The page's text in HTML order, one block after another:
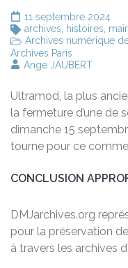
11 septembre 2024
archives
histoires
Archives numérique
Archives Paris
Ange JAUBERT
Ultramod, la plus
la fermeture d’une de
dimanche 15
tourne pour ce
CONCLUSION
DMJarchives.org
pour la préservation
à travers les archives